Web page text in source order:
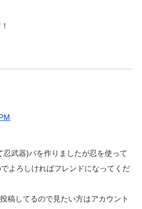
忍武器)パを作りましたが忍を使って
よろしければフレンドになってくだ
稿してるので見たい方はアカウント